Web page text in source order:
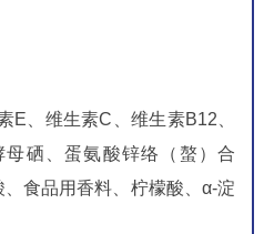
E、维生素C、维生素B12、
硒、蛋氨酸锌络（螯）合
食品用香料、柠檬酸、α-淀